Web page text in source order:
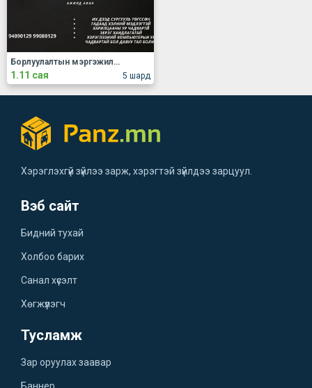
5 шард
Борлуулалтын мэргэжилтэн
1.11 сая
Хэрэглэхгүй зүйлээ зарж, хэрэгтэй зүйлдээ зарцуул.
Вэб сайт
Бидний тухай
Холбоо барих
Санал хүсэлт
Хөгжүүлэгч
Тусламж
Зар оруулах заавар